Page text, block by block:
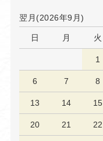
翌月(2026年9月)
日 月 火
1
6 7 8
13 14 15
20 21 22